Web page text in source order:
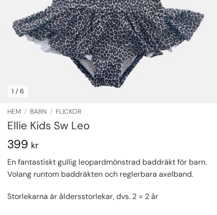
1 / 6
HEM / BARN / FLICKOR
Ellie Kids Sw Leo
399 kr
En fantastiskt gullig leopardmönstrad baddräkt för barn.
Volang runtom baddräkten och reglerbara axelband.
Storlekarna är åldersstorlekar, dvs. 2 = 2 år